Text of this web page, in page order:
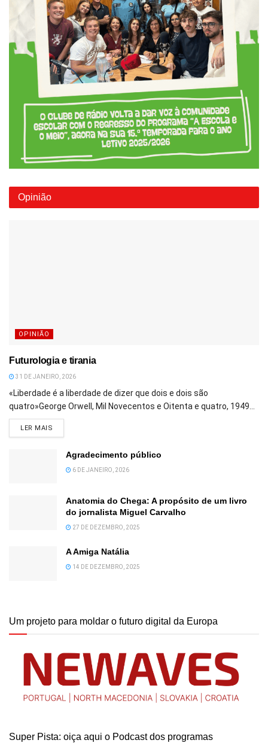
Opinião
OPINIÃO
Futurologia e tirania
31 DE JANEIRO, 2026
«Liberdade é a liberdade de dizer que dois e dois são
quatro»George Orwell, Mil Novecentos e Oitenta e quatro, 1949...
LER MAIS
Agradecimento público
6 DE JANEIRO, 2026
Anatomia do Chega: A propósito de um livro
do jornalista Miguel Carvalho
27 DE DEZEMBRO, 2025
A Amiga Natália
14 DE DEZEMBRO, 2025
Um projeto para moldar o futuro digital da Europa
Super Pista: oiça aqui o Podcast dos programas